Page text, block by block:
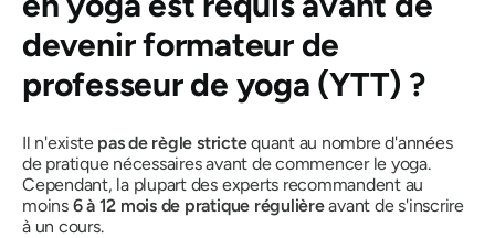
devenir formateur de
professeur de yoga (YTT) ?
Il n'existe pas de règle strictequant au nombre d'années
de pratique nécessaires avant de commencer le yoga.
Cependant, la plupart des experts recommandent au
moins 6 à 12 mois de pratique régulièreavant de s'inscrire
à un cours.